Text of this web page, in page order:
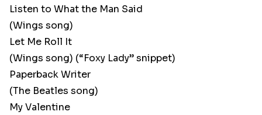
Listen to What the Man Said
(Wings song)
Let Me Roll It
(Wings song) (“Foxy Lady” snippet)
Paperback Writer
(The Beatles song)
My Valentine